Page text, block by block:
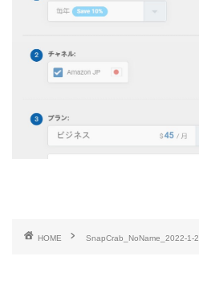
HOME SnapCrab_NoName_2022-1-